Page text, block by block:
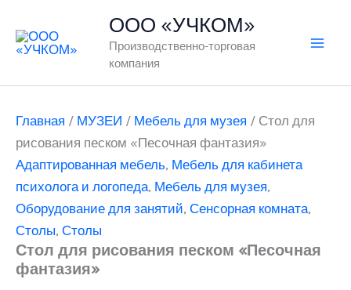
содержимому
ООО «УЧКОМ»
Производственно-торговая
компания
Главная / МУЗЕИ / Мебель для музея / Стол для
рисования песком «Песочная фантазия»
Адаптированная мебель, Мебель для кабинета
психолога и логопеда, Мебель для музея,
Оборудование для занятий, Сенсорная комната,
Столы, Столы
Стол для рисования песком «Песочная
фантазия»